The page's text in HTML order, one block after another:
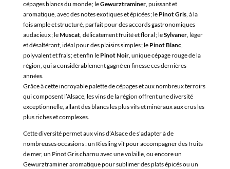
cépages blancs du monde ; leGewurztraminer, puissant et
aromatique, avec des notes exotiques et épicées ; le Pinot Gris, à la
fois ample et structuré, parfait pour des accords gastronomiques
audacieux ; leMuscat, délicatement fruité et floral ; leSylvaner, léger
et désaltérant, idéal pour des plaisirs simples ; le Pinot Blanc,
polyvalent et frais ; et enfin le Pinot Noir, unique cépage rouge de la
région, qui a considérablement gagné en finesse ces dernières
années.
Grâce à cette incroyable palette de cépages et aux nombreux terroirs
qui composent l’Alsace, les vins de la région offrent une diversité
exceptionnelle, allant des blancs les plus vifs et minéraux aux crus les
plus riches et complexes.
Cette diversité permet aux vins d’Alsace de s’adapter à de
nombreuses occasions : un Riesling vif pour accompagner des fruits
de mer, un Pinot Gris charnu avec une volaille, ou encore un
Gewurztraminer aromatique pour sublimer des plats épicés ou un